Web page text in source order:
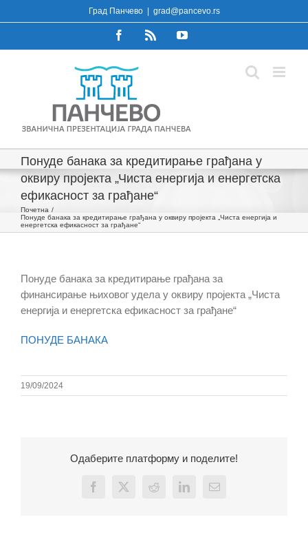
to
Град Панчево grad@pancevo.rs
FacebookRss YouTube
Понуде банака за кредитирање грађана у
оквиру пројекта „Чиста енергија и енергетска
ефикасност за грађане“
Почетна
Понуде банака за кредитирање грађана у оквиру пројекта „Чиста енергија и
енергетска ефикасност за грађане“
Понуде банака за кредитирање грађана за
финансирање њиховог удела у оквиру пројекта „Чиста
енергија и енергетска ефикасност за грађане“
ПОНУДЕ БАНАКА
19/09/2024
Одаберите платформу и поделите!
Facebook
X Reddit LinkedInEmail